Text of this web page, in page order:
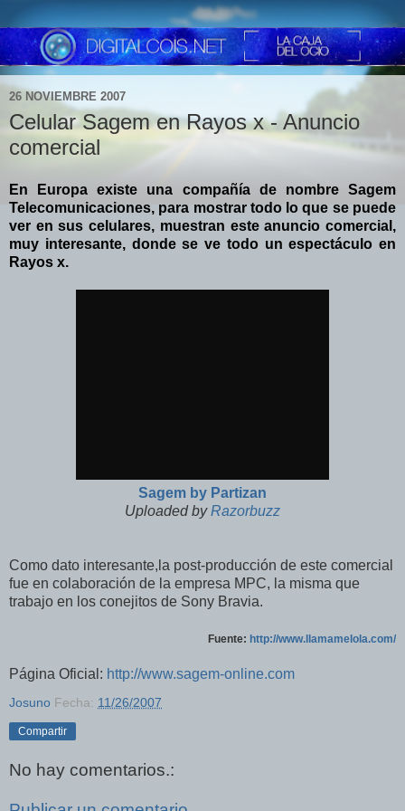
26 NOVIEMBRE 2007
Celular Sagem en Rayos x - Anuncio
comercial
En Europa existe una compañía de nombre Sagem
Telecomunicaciones, para mostrar todo lo que se puede
ver en sus celulares, muestran este anuncio comercial,
muy interesante, donde se ve todo un espectáculo en
Rayos x.
Sagem by Partizan
Uploaded byRazorbuzz
Como dato interesante,la post-producción de este comercial
fue en colaboración de la empresa MPC, la misma que
trabajo en los conejitos de Sony Bravia.
Fuente: http://www.llamamelola.com/
Página Oficial: http://www.sagem-online.com
Josuno Fecha: 11/26/2007
Compartir
No hay comentarios.: